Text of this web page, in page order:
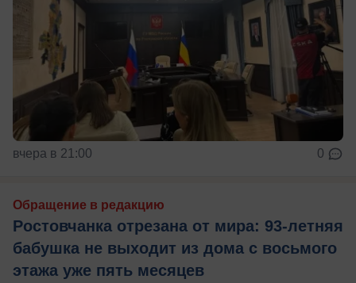
вчера в 21:00 0
Обращение в редакцию
Ростовчанка отрезана от мира: 93-летняя
бабушка не выходит из дома с восьмого
этажа уже пять месяцев